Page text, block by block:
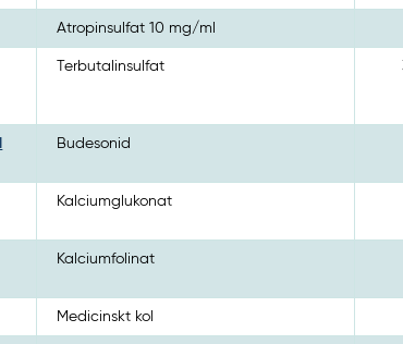
Atropinsulfat 10 mg/ml
Terbutalinsulfat
Budesonid
Kalciumglukonat
Kalciumfolinat
Medicinskt kol